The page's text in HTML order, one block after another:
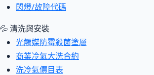
閃燈/故障代碼
💦 清洗與安裝
光觸媒防霉殺菌塗層
商業冷氣大洗合約
洗冷氣價目表